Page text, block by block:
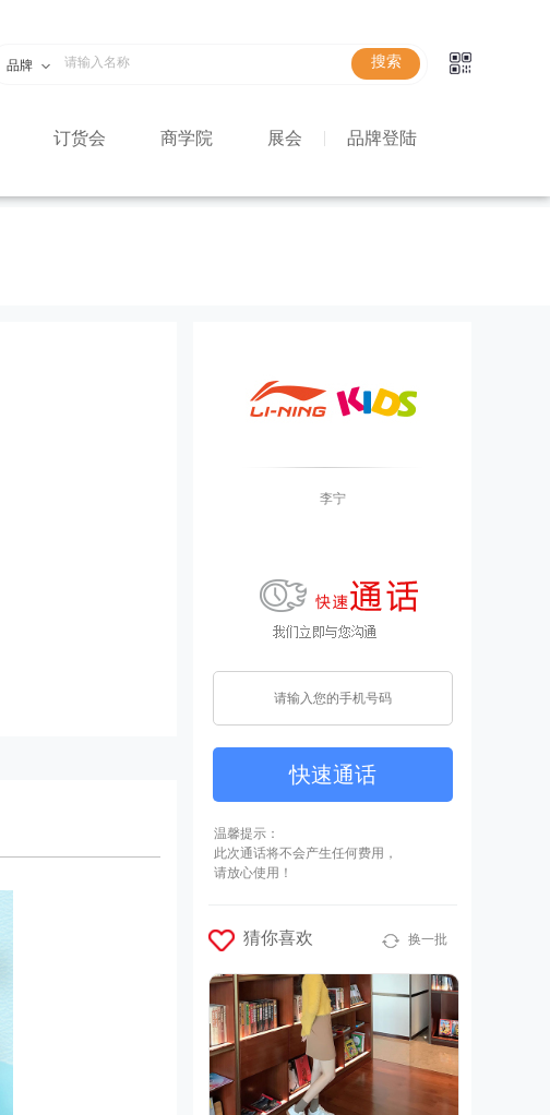
品牌
订货会 商学院 展会 品牌登陆
李宁
快速通话
温馨提示：
此次通话将不会产生任何费用，
请放心使用！
猜你喜欢 换一批